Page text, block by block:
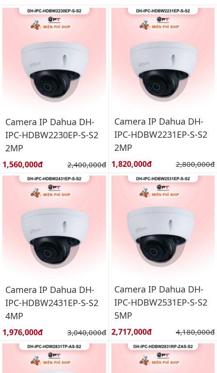
Camera IP Dahua DH-
IPC-HDBW2230EP-S-S2
2MP
Giá bán:
1,560,000đ Giá gốc:
2,400,000đ
Camera IP Dahua DH-
IPC-HDBW2231EP-S-S2
2MP
Giá bán:
1,820,000đ Giá gốc:
2,800,000đ
Camera IP Dahua DH-
IPC-HDBW2431EP-S-S2
4MP
Giá bán:
1,976,000đ Giá gốc:
3,040,000đ
Camera IP Dahua DH-
IPC-HDBW2531EP-S-S2
5MP
Giá bán:
2,717,000đ Giá gốc:
4,180,000đ